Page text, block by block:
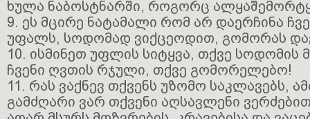
ხულა ნაბოსტნარში, როგორც
9. ეს მცირე ნატამალი რომ არ დაერჩინა
უფალს, სოდომად ვიქცეოდით, გომორას
10. ისმინეთ უფლის სიტყვა, თქვე
ჩვენი ღვთის რჯული, თქვე გომორელებო!
11. რას ვაქნევ თქვენს უზომო საკლავებს,
გამძღარი ვარ თქვენი აღსავლენი